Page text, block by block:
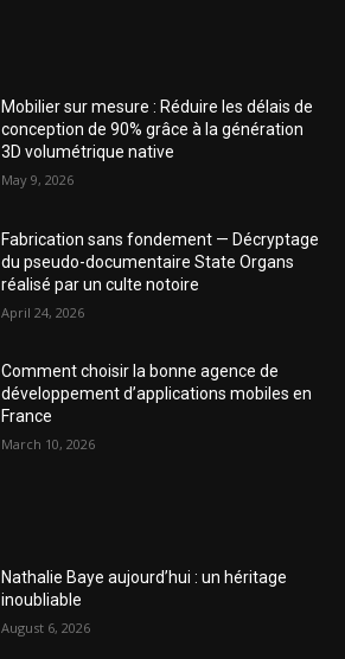
Mobilier sur mesure : Réduire les délais de
conception de 90% grâce à la génération
3D volumétrique native
May 9, 2026
Fabrication sans fondement — Décryptage
du pseudo-documentaire State Organs
réalisé par un culte notoire
April 24, 2026
Comment choisir la bonne agence de
développement d’applications mobiles en
France
March 10, 2026
Nathalie Baye aujourd’hui : un héritage
inoubliable
August 6, 2026